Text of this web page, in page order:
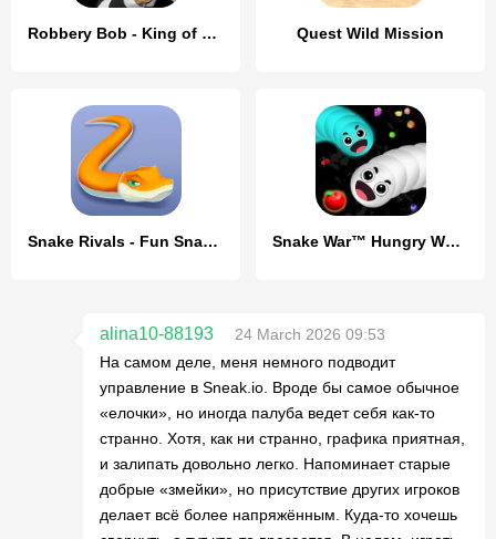
Robbery Bob - King of Sneak Quest Wild Mission
Snake Rivals - Fun Snake Game Snake War™ Hungry Worm.io Game
alina10-88193
24 March 2026 09:53
На самом деле, меня немного подводит
управление в Sneak.io. Вроде бы самое обычное
«елочки», но иногда палуба ведет себя как-то
странно. Хотя, как ни странно, графика приятная,
и залипать довольно легко. Напоминает старые
добрые «змейки», но присутствие других игроков
делает всё более напряжённым. Куда-то хочешь